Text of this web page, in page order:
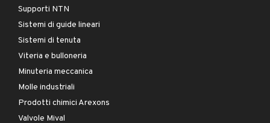
Supporti NTN
Sistemi di guide lineari
Sistemi di tenuta
Viteria e bulloneria
Minuteria meccanica
Molle industriali
Prodotti chimici Arexons
Valvole Mival